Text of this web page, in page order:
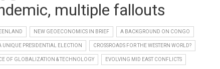
multiple fallouts
NEW GEOECONOMICS IN BRIEF A BACKGROUND ON CONGO
UNIQUE PRESIDENTIAL ELECTION CROSSROADS FOR THE WESTERN WORLD?
OF GLOBALIZATION & TECHNOLOGY EVOLVING MID EAST CONFLICTS